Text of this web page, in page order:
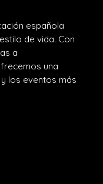
española
de vida. Con
a
una
los eventos más